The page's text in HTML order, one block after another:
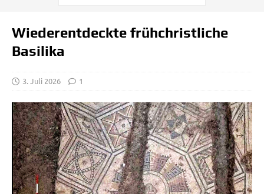
Wiederentdeckte frühchristliche
Basilika
3. Juli 2026 1